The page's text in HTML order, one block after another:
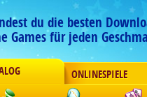
du die besten
Games für jeden
ONLINESPIELE